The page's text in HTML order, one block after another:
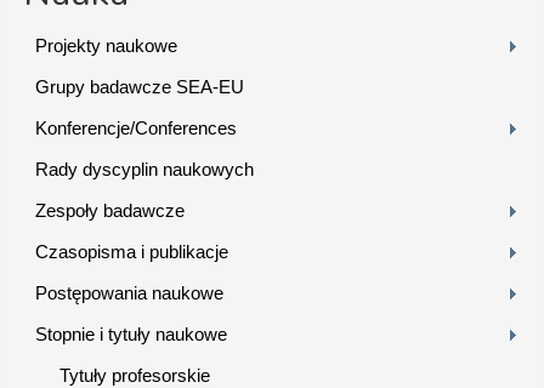
Projekty naukowe
Grupy badawcze SEA-EU
Konferencje/Conferences
Rady dyscyplin naukowych
Zespoły badawcze
Czasopisma i publikacje
Postępowania naukowe
Stopnie i tytuły naukowe
Tytuły profesorskie